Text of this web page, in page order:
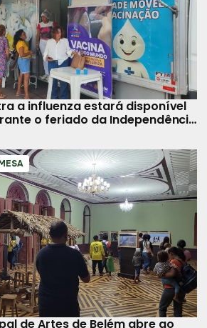
a influenza estará disponível
o feriado da Independência
de Artes de Belém abre ao